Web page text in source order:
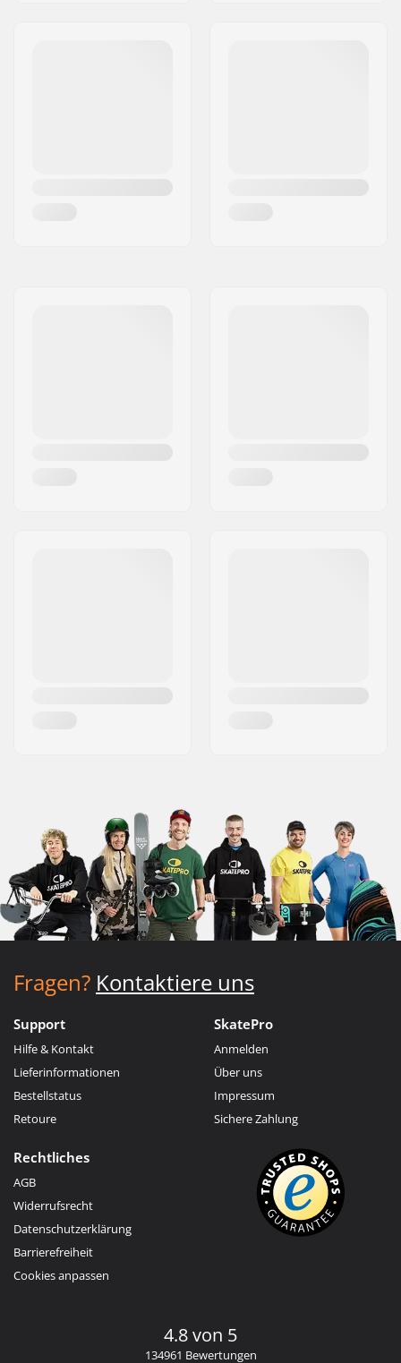
Fragen? Kontaktiere uns
Support
Hilfe & Kontakt
Lieferinformationen
Bestellstatus
Retoure
SkatePro
Anmelden
Über uns
Impressum
Sichere Zahlung
Rechtliches
AGB
Widerrufsrecht
Datenschutzerklärung
Barrierefreiheit
Cookies anpassen
4.8 von 5
134961 Bewertungen